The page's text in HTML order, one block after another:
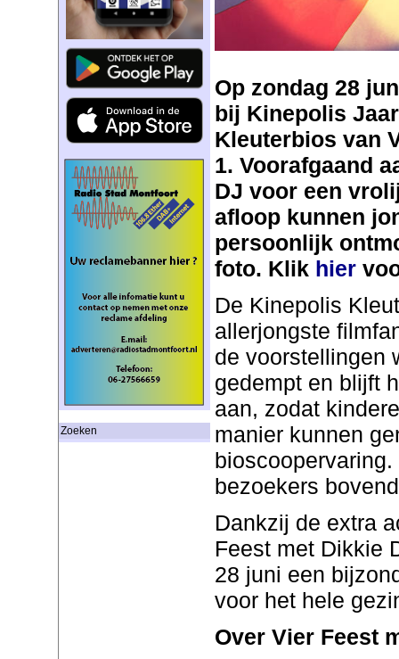
Zoeken
Op zondag 28
bij Kinepolis
Kleuterbios van
1. Voorafgaand
DJ voor een
afloop kunnen
persoonlijk
foto. Klik hier
De Kinepolis
allerjongste
de voorstellingen
gedempt en blijft
aan, zodat
manier kunnen
bezoekers
Dankzij de extra
Feest met Dikkie
28 juni een
voor het hele
Over Vier Feest